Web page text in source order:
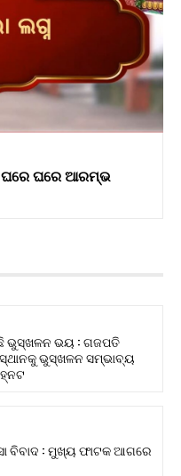
ଘରେ ଘରେ ଆରମ୍ଭ
ଭୁସ୍ଖଳନ ଭୟ : ଗଜପତି
ଭୁସ୍ଖଳନ ସମ୍ଭାବ୍ୟ
ବିବାଦ : ମୁଖ୍ୟ ଫାଟକ ଆଗରେ